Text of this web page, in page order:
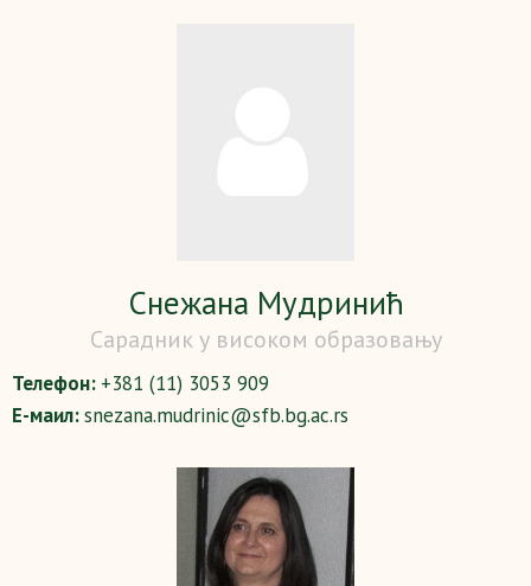
Снежана Мудринић
Сарадник у високом образовању
Телефон: +381 (11) 3053 909
Е-маил:snezana.mudrinic@sfb.bg.ac.rs